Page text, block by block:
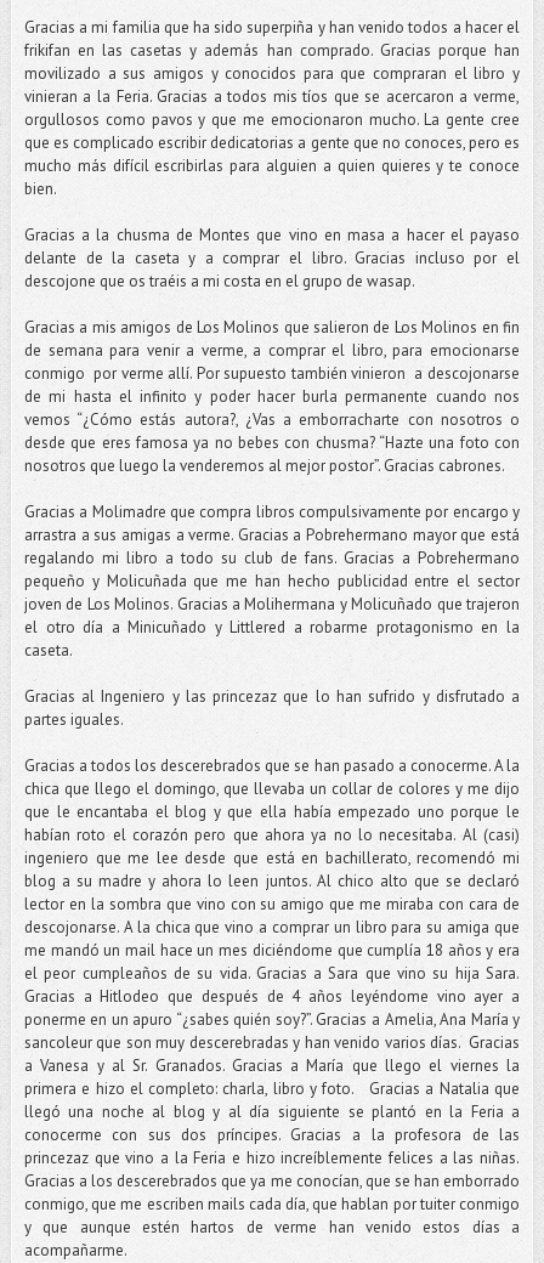
Gracias a mi familia que ha sido superpiña y han venido todos a hacer el
frikifan en las casetas y además han comprado. Gracias porque han
movilizado a sus amigos y conocidos para que compraran el libro y
vinieran a la Feria. Gracias a todos mis tíos que se acercaron a verme,
orgullosos como pavos y que me emocionaron mucho. La gente cree
que es complicado escribir dedicatorias a gente que no conoces, pero es
mucho más difícil escribirlas para alguien a quien quieres y te conoce
bien.
Gracias a la chusma de Montes que vino en masa a hacer el payaso
delante de la caseta y a comprar el libro. Gracias incluso por el
descojone que os traéis a mi costa en el grupo de wasap.
Gracias a mis amigos de Los Molinos que salieron de Los Molinos en fin
de semana para venir a verme, a comprar el libro, para emocionarse
conmigo por verme allí. Por supuesto también vinieron a descojonarse
de mi hasta el infinito y poder hacer burla permanente cuando nos
vemos “¿Cómo estás autora?, ¿Vas a emborracharte con nosotros o
desde que eres famosa ya no bebes con chusma? “Hazte una foto con
nosotros que luego la venderemos al mejor postor”. Gracias cabrones.
Gracias a Molimadre que compra libros compulsivamente por encargo y
arrastra a sus amigas a verme. Gracias a Pobrehermano mayor que está
regalando mi libro a todo su club de fans. Gracias a Pobrehermano
pequeño y Molicuñada que me han hecho publicidad entre el sector
joven de Los Molinos. Gracias a Molihermana y Molicuñado que trajeron
el otro día a Minicuñado y Littlered a robarme protagonismo en la
caseta.
Gracias al Ingeniero y las princezaz que lo han sufrido y disfrutado a
partes iguales.
Gracias a todos los descerebrados que se han pasado a conocerme. A la
chica que llego el domingo, que llevaba un collar de colores y me dijo
que le encantaba el blog y que ella había empezado uno porque le
habían roto el corazón pero que ahora ya no lo necesitaba. Al (casi)
ingeniero que me lee desde que está en bachillerato, recomendó mi
blog a su madre y ahora lo leen juntos. Al chico alto que se declaró
lector en la sombra que vino con su amigo que me miraba con cara de
descojonarse. A la chica que vino a comprar un libro para su amiga que
me mandó un mail hace un mes diciéndome que cumplía 18 años y era
el peor cumpleaños de su vida. Gracias a Sara que vino su hija Sara.
Gracias a Hitlodeo que después de 4 años leyéndome vino ayer a
ponerme en un apuro “¿sabes quién soy?”. Gracias a Amelia, Ana María y
sancoleur que son muy descerebradas y han venido varios días. Gracias
a Vanesa y al Sr. Granados. Gracias a María que llego el viernes la
primera e hizo el completo: charla, libro y foto. Gracias a Natalia que
llegó una noche al blog y al día siguiente se plantó en la Feria a
conocerme con sus dos príncipes. Gracias a la profesora de las
princezaz que vino a la Feria e hizo increíblemente felices a las niñas.
Gracias a los descerebrados que ya me conocían, que se han emborrado
conmigo, que me escriben mails cada día, que hablan por tuiter conmigo
y que aunque estén hartos de verme han venido estos días a
acompañarme.